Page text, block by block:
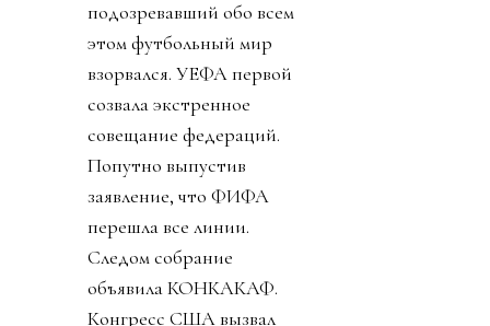
фамилии Кушнер (те
самые дельцы, которые,
планируют сровнять
Сектор Газа с землей,
открыть там отели).
Ордынцы 90х
прекрасно помнят